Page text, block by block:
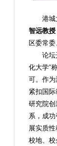
港
智远教授
区委常
论
化大学”
可。作
紧扣国
研究院创
系，成
展实质
校地、